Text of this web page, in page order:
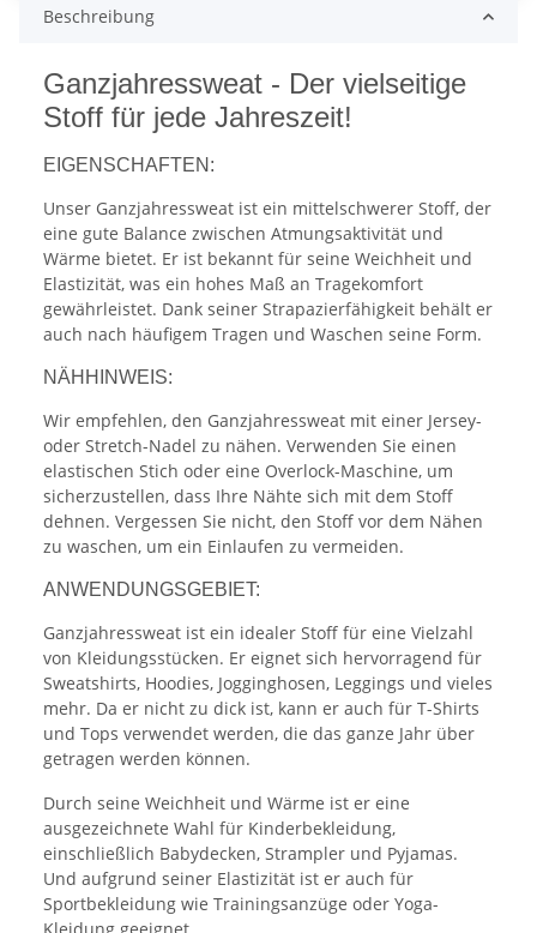
Beschreibung
Ganzjahressweat - Der vielseitige
Stoff für jede Jahreszeit!
EIGENSCHAFTEN:
Unser Ganzjahressweat ist ein mittelschwerer Stoff, der
eine gute Balance zwischen Atmungsaktivität und
Wärme bietet. Er ist bekannt für seine Weichheit und
Elastizität, was ein hohes Maß an Tragekomfort
gewährleistet. Dank seiner Strapazierfähigkeit behält er
auch nach häufigem Tragen und Waschen seine Form.
NÄHHINWEIS:
Wir empfehlen, den Ganzjahressweat mit einer Jersey-
oder Stretch-Nadel zu nähen. Verwenden Sie einen
elastischen Stich oder eine Overlock-Maschine, um
sicherzustellen, dass Ihre Nähte sich mit dem Stoff
dehnen. Vergessen Sie nicht, den Stoff vor dem Nähen
zu waschen, um ein Einlaufen zu vermeiden.
ANWENDUNGSGEBIET:
Ganzjahressweat ist ein idealer Stoff für eine Vielzahl
von Kleidungsstücken. Er eignet sich hervorragend für
Sweatshirts, Hoodies, Jogginghosen, Leggings und vieles
mehr. Da er nicht zu dick ist, kann er auch für T-Shirts
und Tops verwendet werden, die das ganze Jahr über
getragen werden können.
Durch seine Weichheit und Wärme ist er eine
ausgezeichnete Wahl für Kinderbekleidung,
einschließlich Babydecken, Strampler und Pyjamas.
Und aufgrund seiner Elastizität ist er auch für
Sportbekleidung wie Trainingsanzüge oder Yoga-